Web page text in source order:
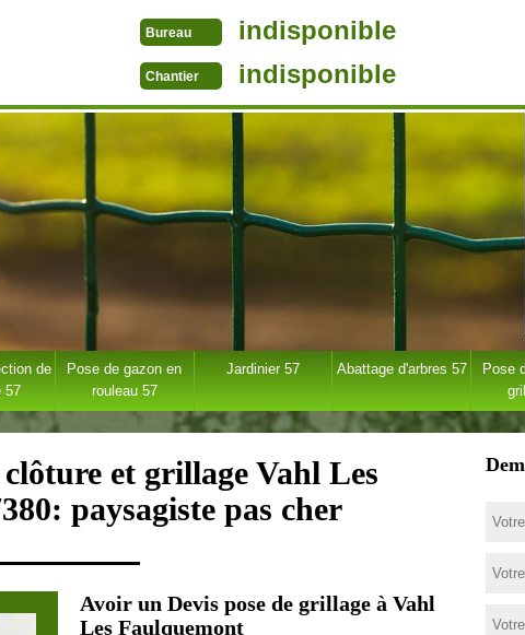
Bureau indisponible
Chantier indisponible
de
57
Pose de gazon en
rouleau 57
Jardinier 57 Abattage d'arbres 57
Pose
et grillage Vahl Les
paysagiste pas cher
Avoir un Devis pose de grillage à Vahl
Les Faulquemont